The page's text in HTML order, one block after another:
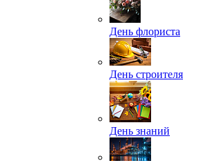
День флориста
День строителя
День знаний